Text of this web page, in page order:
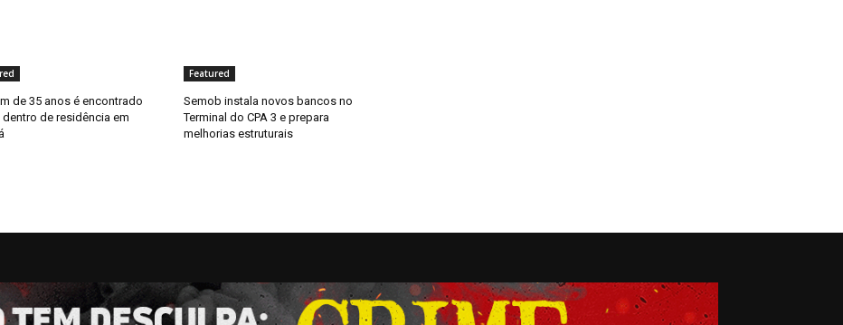
de 35 anos é encontrado
de residência em
Featured
Semob instala novos bancos no
Terminal do CPA 3 e prepara
melhorias estruturais